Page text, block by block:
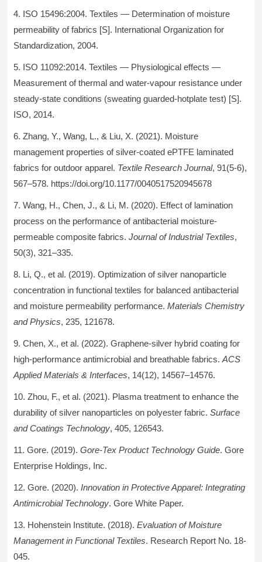
ISO 15496:2004. Textiles — Determination of moisture
permeability of fabrics [S]. International Organization for
Standardization, 2004.
ISO 11092:2014. Textiles — Physiological effects —
Measurement of thermal and water-vapour resistance under
steady-state conditions (sweating guarded-hotplate test) [S].
ISO, 2014.
Zhang, Y., Wang, L., & Liu, X. (2021). Moisture
management properties of silver-coated ePTFE laminated
fabrics for outdoor apparel. Textile Research Journal, 91(5-6),
567–578. https://doi.org/10.1177/0040517520945678
Wang, H., Chen, J., & Li, M. (2020). Effect of lamination
process on the performance of antibacterial moisture-
permeable composite fabrics.Journal of Industrial Textiles,
50(3), 321–335.
Li, Q., et al. (2019). Optimization of silver nanoparticle
concentration in functional textiles for balanced antibacterial
and moisture permeability performance.Materials Chemistry
and Physics, 235, 121678.
Chen, X., et al. (2022). Graphene-silver hybrid coating for
high-performance antimicrobial and breathable fabrics.ACS
Applied Materials & Interfaces, 14(12), 14567–14576.
Zhou, F., et al. (2021). Plasma treatment to enhance the
durability of silver nanoparticles on polyester fabric.Surface
and Coatings Technology, 405, 126543.
Gore. (2019).Gore-Tex Product Technology Guide. Gore
Enterprise Holdings, Inc.
Gore. (2020).Innovation in Protective Apparel: Integrating
Antimicrobial Technology. Gore White Paper.
Hohenstein Institute. (2018).Evaluation of Moisture
Management in Functional Textiles. Research Report No. 18-
045.